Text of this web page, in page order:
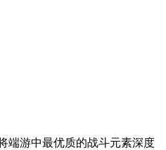
端游中最优质的战斗元素深度